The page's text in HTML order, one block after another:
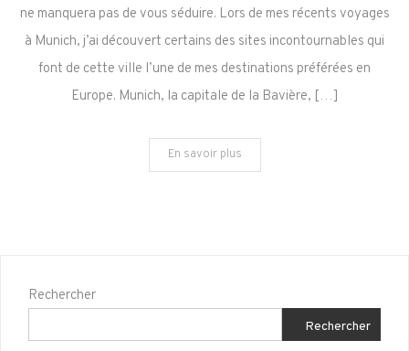
Sites
Incontournables
de
ne manquera pas de vous séduire. Lors de mes récents voyages
à Munich, j’ai découvert certains des sites incontournables qui
font de cette ville l’une de mes destinations préférées en
Europe. Munich, la capitale de la Bavière, […]
En savoir plus
Rechercher
Rechercher